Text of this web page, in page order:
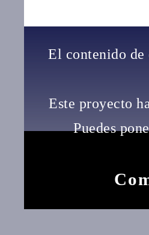
El contenido
Este proyecto
Puedes